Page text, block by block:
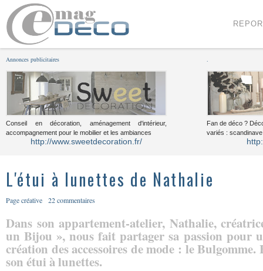
Annonces publicitaires
Conseil en décoration, aménagement d'intérieur,
accompagnement pour le mobilier et les ambiances
http://www.sweetdecoration.fr/
Fan de déco ?
variés :
L'étui à lunettes de Nathalie
Page créative 22 commentaires
Dans son appartement-atelier, Nathalie,
un Bijou », nous fait partager sa passion pour
création des accessoires de mode : le
son étui à lunettes.